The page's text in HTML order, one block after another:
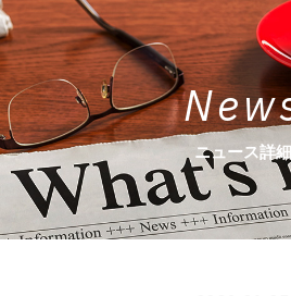
ニュース詳細